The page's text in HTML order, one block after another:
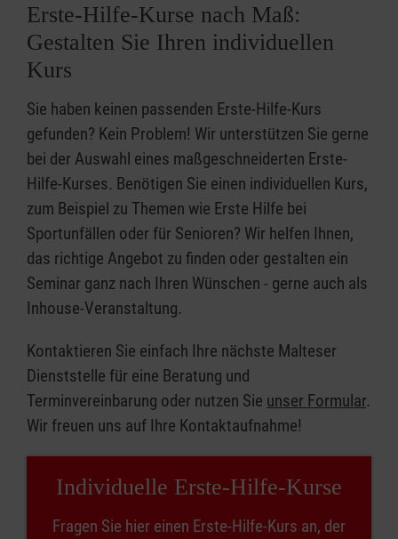
Erste-Hilfe-Kurse nach Maß:
Gestalten Sie Ihren individuellen
Kurs
Sie haben keinen passenden Erste-Hilfe-Kurs
gefunden? Kein Problem! Wir unterstützen Sie gerne
bei der Auswahl eines maßgeschneiderten Erste-
Hilfe-Kurses. Benötigen Sie einen individuellen Kurs,
zum Beispiel zu Themen wie Erste Hilfe bei
Sportunfällen oder für Senioren? Wir helfen Ihnen,
das richtige Angebot zu finden oder gestalten ein
Seminar ganz nach Ihren Wünschen - gerne auch als
Inhouse-Veranstaltung.
Kontaktieren Sie einfach Ihre nächste Malteser
Dienststelle für eine Beratung und
Terminvereinbarung oder nutzen Sie unser Formular.
Wir freuen uns auf Ihre Kontaktaufnahme!
Individuelle Erste-Hilfe-Kurse
Fragen Sie hier einen Erste-Hilfe-Kurs an, der